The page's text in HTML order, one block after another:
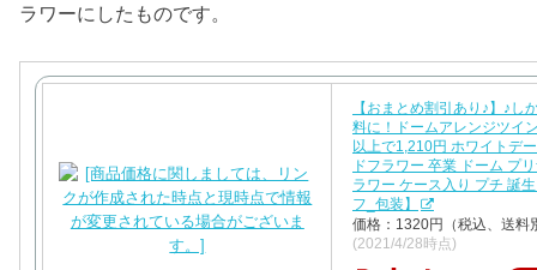
ラワーにしたものです。
【おまとめ割引あり♪】♪し
料に！ドームアレンジツイ
以上で1,210円 ホワイトデ
ドフラワー 卒業 ドーム プ
ラワー ケース入り プチ 誕
フ_包装】
価格：1320円（税込、送料
(2021/4/28時点)